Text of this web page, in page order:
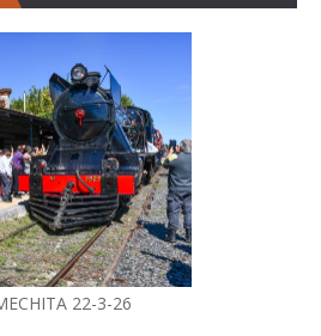
22-3-26